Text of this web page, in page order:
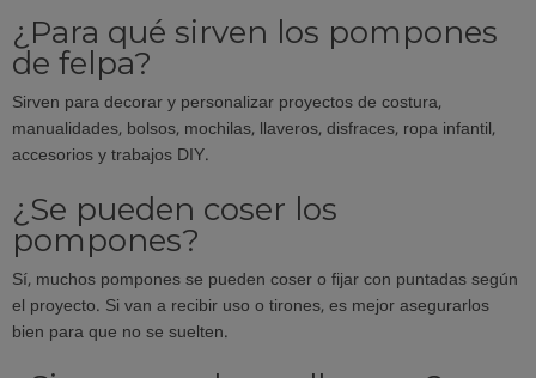
¿Para qué sirven los pompones
de felpa?
Sirven para decorar y personalizar proyectos de costura,
manualidades, bolsos, mochilas, llaveros, disfraces, ropa infantil,
accesorios y trabajos DIY.
¿Se pueden coser los
pompones?
Sí, muchos pompones se pueden coser o fijar con puntadas según
el proyecto. Si van a recibir uso o tirones, es mejor asegurarlos
bien para que no se suelten.